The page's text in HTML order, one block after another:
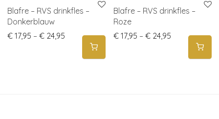
Blafre – RVS drinkfles –
Donkerblauw
€ 17,95 – € 24,95 Price range: € 17,95 through € 24,95
Blafre – RVS drinkfles –
Roze
€ 17,95 – € 24,95 Price range: